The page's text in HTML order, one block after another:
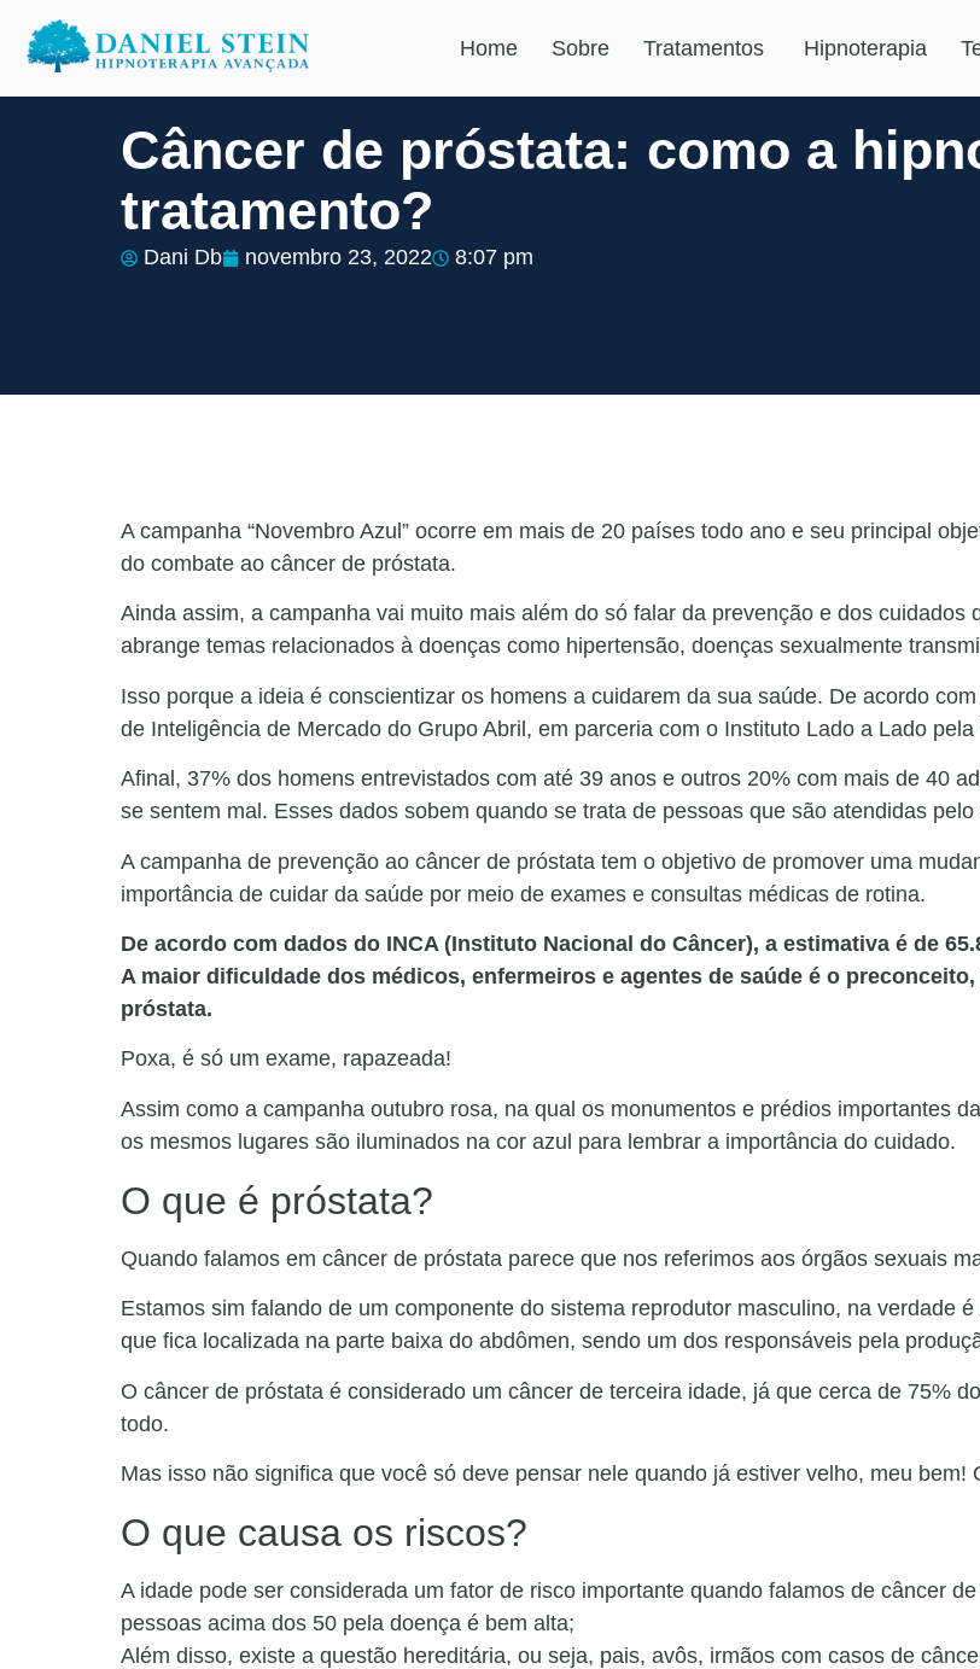
Home Sobre Tratamentos Hipnoterapia
Câncer de próstata: como a
tratamento?
Dani Db novembro 23, 2022 8:07 pm
A campanha “Novembro Azul” ocorre em mais de 20 países todo ano e seu principal
do combate ao câncer de próstata.
Ainda assim, a campanha vai muito mais além do só falar da prevenção e dos cuidados
abrange temas relacionados à doenças como hipertensão, doenças sexualmente
Isso porque a ideia é conscientizar os homens a cuidarem da sua saúde. De acordo
de Inteligência de Mercado do Grupo Abril, em parceria com o Instituto Lado a Lado
Afinal, 37% dos homens entrevistados com até 39 anos e outros 20% com mais de 40
se sentem mal. Esses dados sobem quando se trata de pessoas que são atendidas
A campanha de prevenção ao câncer de próstata tem o objetivo de promover uma
importância de cuidar da saúde por meio de exames e consultas médicas de rotina.
De acordo com dados do INCA (Instituto Nacional do Câncer), a estimativa é de
A maior dificuldade dos médicos, enfermeiros e agentes de saúde é o
próstata.
Poxa, é só um exame, rapazeada!
Assim como a campanha outubro rosa, na qual os monumentos e prédios importantes
os mesmos lugares são iluminados na cor azul para lembrar a importância do cuidado.
O que é próstata?
Quando falamos em câncer de próstata parece que nos referimos aos órgãos sexuais
Estamos sim falando de um componente do sistema reprodutor masculino, na verdade
que fica localizada na parte baixa do abdômen, sendo um dos responsáveis pela
O câncer de próstata é considerado um câncer de terceira idade, já que cerca de 75%
todo.
Mas isso não significa que você só deve pensar nele quando já estiver velho, meu bem!
O que causa os riscos?
A idade pode ser considerada um fator de risco importante quando falamos de câncer
pessoas acima dos 50 pela doença é bem alta;
Além disso, existe a questão hereditária, ou seja, pais, avôs, irmãos com casos de